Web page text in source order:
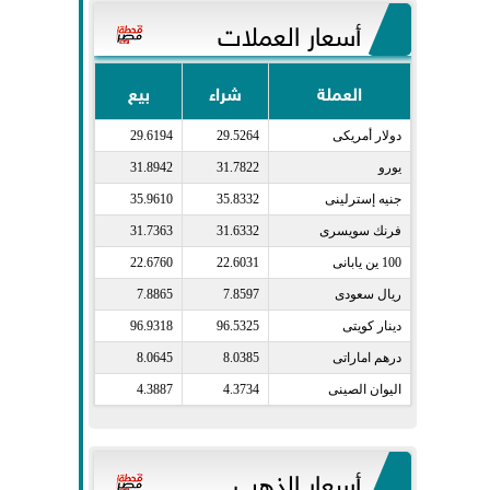
أسعار العملات
العملة شراء بيع
دولار أمريكى​ 29.5264
29.6194
يورو​ 31.7822
31.8942
جنيه إسترلينى​ 35.8332
35.9610
فرنك سويسرى​ 31.6332
31.7363
100 ين يابانى​ 22.6031
22.6760
ريال سعودى​ 7.8597
7.8865
دينار كويتى​ 96.5325
96.9318
درهم اماراتى​ 8.0385
8.0645
اليوان الصينى​ 4.3734
4.3887
أسعار الذهب